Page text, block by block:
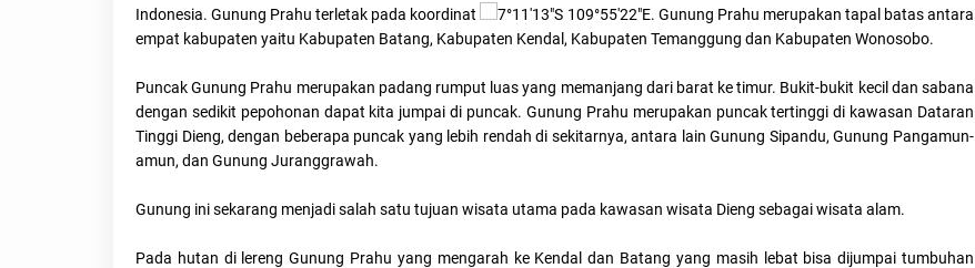
Indonesia. Gunung Prahu terletak pada koordinat
7°11′13″S 109°55′22″E. Gunung Prahu merupakan tapal batas antara
empat kabupaten yaitu Kabupaten Batang, Kabupaten Kendal, Kabupaten Temanggung dan Kabupaten Wonosobo.
Puncak Gunung Prahu merupakan padang rumput luas yang memanjang dari barat ke timur. Bukit-bukit kecil dan sabana
dengan sedikit pepohonan dapat kita jumpai di puncak. Gunung Prahu merupakan puncak tertinggi di kawasan Dataran
Tinggi Dieng, dengan beberapa puncak yang lebih rendah di sekitarnya, antara lain Gunung Sipandu, Gunung Pangamun-
amun, dan Gunung Juranggrawah.
Gunung ini sekarang menjadi salah satu tujuan wisata utama pada kawasan wisata Dieng sebagai wisata alam.
Pada hutan di lereng Gunung Prahu yang mengarah ke Kendal dan Batang yang masih lebat bisa dijumpai tumbuhan